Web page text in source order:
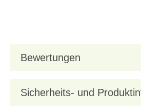
Bewertungen
Sicherheits- und